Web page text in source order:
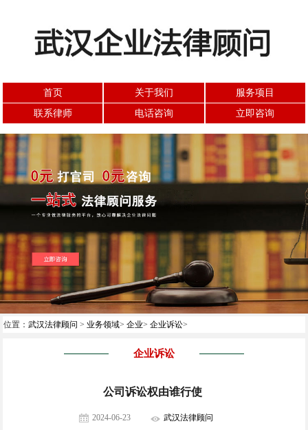
首页 关于我们
服务项目
联系律师
电话咨询 立即咨询
位置： 武汉法律顾问 > 业务领域> 企业> 企业诉讼>
企业诉讼
公司诉讼权由谁行使
2024-06-23 武汉法律顾问